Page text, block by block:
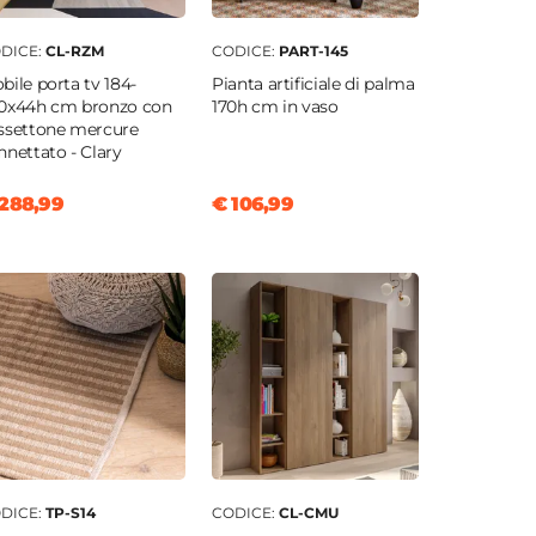
CL-RZM
porta tv 184-
cm bronzo con
mercure
- Clary
CODICE: PART-145
Pianta artificiale di palma
170h cm in vaso
€ 106,99
TP-S14 CODICE: CL-CMU